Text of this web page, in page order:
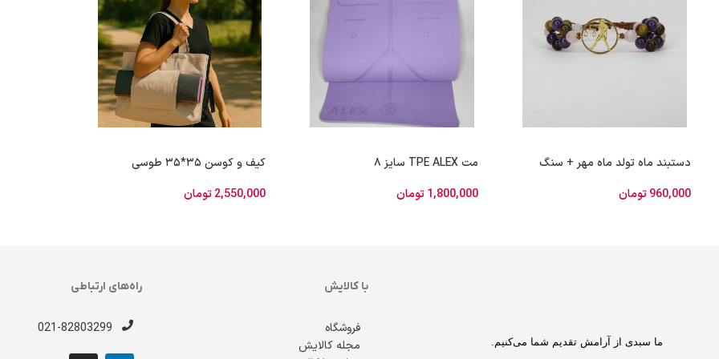
دستبند ماه تولد ماه مهر + سنگ
960,000تومان
مت TPE ALEX سایز ۸
1,800,000تومان
کیف و کوسن ۳۵*۳۵ طوسی
2,550,000تومان
ما سبدی از آرامش تقدیم شما می‌کنیم.
با کالایش
فروشگاه
مجله کالایش
راه‌های ارتباطی
021-82803299